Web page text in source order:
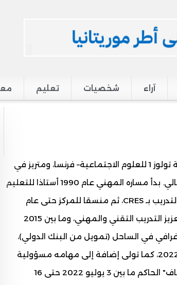
آراء شخصيات تعليم
من مواليد 1968 بأطار، حاصل على ماجستير في الاقتصاد من جامعة تولوز 1 للعلوم الاجتماعية– فرنسا، ومتريز في
التعليم التقني من مركز التعليم التقني العالي وENNA باريس الشمالي. بدأ مساره المهني عام 1990 أستاذا للتعليم
الفني في المدرسة الثانوية الفنية بنواكشوط، ثم خبيرا في هندسة التدريب بـ CRES، ثم منسقا للمركز حتى عام
2002، وشغل ما بين 2002 و2015 منصب مدير المعهد الوطني لتعزيز التدريب التقني والمهني، وما بين 2015
في الساحل (تمويل من البنك الدولي)،
إلى أن عُين وزيرا للتهذيب الوطني في أغسطس 2019 حتى سبتمبر 2022، كما تولى إضافة إلى مهامه مسؤولية
النطق باسم الحكومة ما بين ابريل وسبتمبر 2022. ترأس حزب "الإنصاف" الحاكم ما بين 3 يوليو 2022 حتى 16